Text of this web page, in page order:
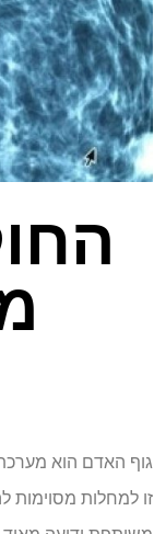
גוף האדם הוא
זו למחלות